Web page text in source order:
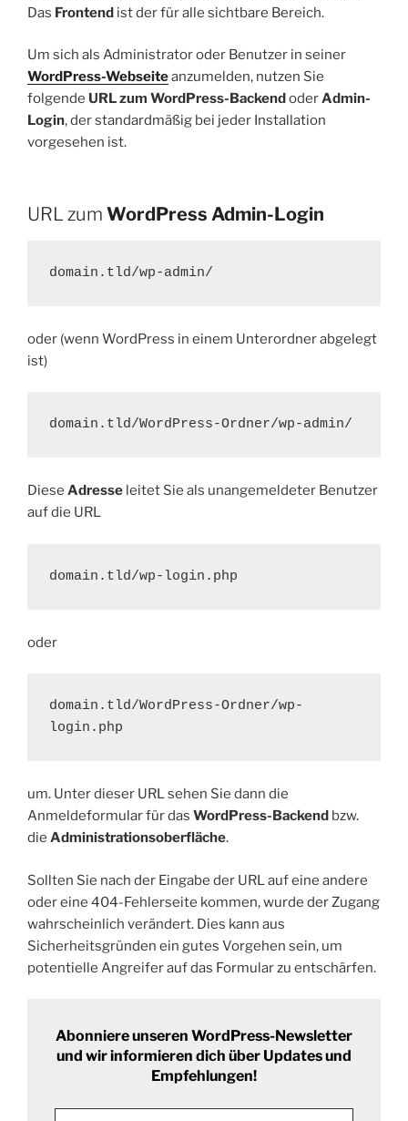
Das Frontend ist der für alle sichtbare Bereich.
Um sich als Administrator oder Benutzer in seiner
WordPress-Webseiteanzumelden, nutzen Sie
folgende URL zum WordPress-BackendoderAdmin-
Login, der standardmäßig bei jeder Installation
vorgesehen ist.
URL zum WordPress Admin-Login
domain.tld/wp-admin/
oder (wenn WordPress in einem Unterordner abgelegt
ist)
domain.tld/WordPress-Ordner/wp-admin/
Diese Adresse leitet Sie als unangemeldeter Benutzer
auf die URL
domain.tld/wp-login.php
oder
domain.tld/WordPress-Ordner/wp-
login.php
um. Unter dieser URL sehen Sie dann die
Anmeldeformular für das WordPress-Backend bzw.
die Administrationsoberfläche.
Sollten Sie nach der Eingabe der URL auf eine andere
oder eine 404-Fehlerseite kommen, wurde der Zugang
wahrscheinlich verändert. Dies kann aus
Sicherheitsgründen ein gutes Vorgehen sein, um
potentielle Angreifer auf das Formular zu entschärfen.
Abonniere unseren WordPress-Newsletter
und wir informieren dich über Updates und
Empfehlungen!